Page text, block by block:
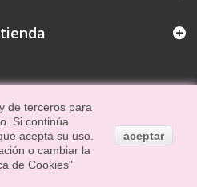
de terceros para
Si continúa
acepta su uso.
o cambiar la
de Cookies"
aceptar